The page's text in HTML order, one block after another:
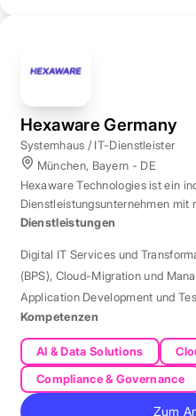
Hexaware Germany
Systemhaus / IT-Dienstleister
München, Bayern - DE
Hexaware Technologies ist ein
Dienstleistungsunternehmen
Standort München für
Dienstleistungen
Digital IT Services und
(BPS), Cloud-Migration und
Application Development und
Kompetenzen
AI & Data Solutions
Compliance & Governance
Zum